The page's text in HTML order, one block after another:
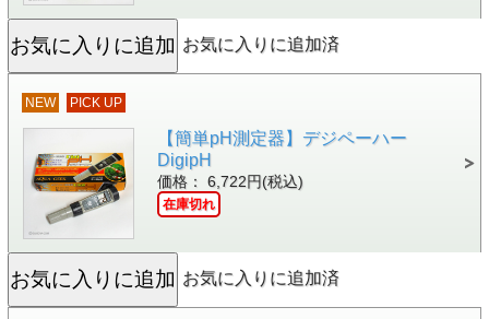
お気に入りに追加済
NEW PICK UP
【簡単pH測定器】デジペーハー
DigipH
価格： 6,722円(税込)
在庫切れ
お気に入りに追加済